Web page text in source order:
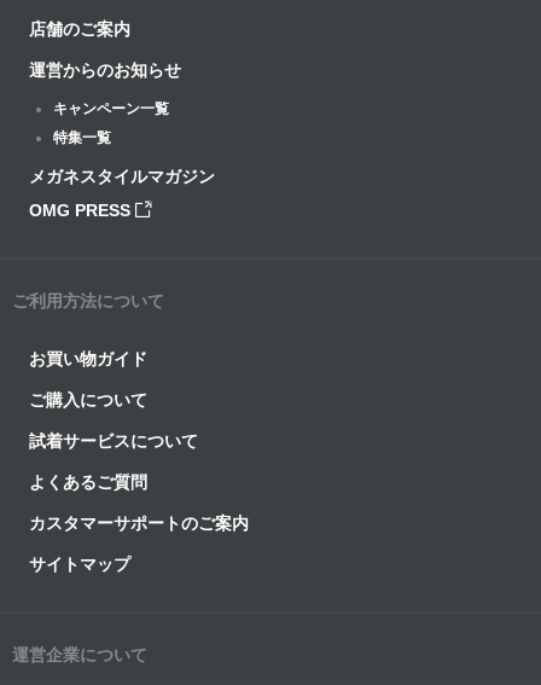
店舗のご案内
運営からのお知らせ
キャンペーン一覧
特集一覧
メガネスタイルマガジン
OMG PRESS
ご利用方法について
お買い物ガイド
ご購入について
試着サービスについて
よくあるご質問
カスタマーサポートのご案内
サイトマップ
運営企業について